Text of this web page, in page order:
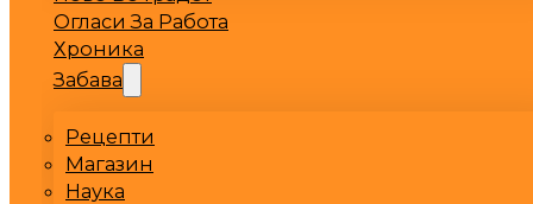
Огласи За Работа
Хроника
Забава
Рецепти
Магазин
Наука